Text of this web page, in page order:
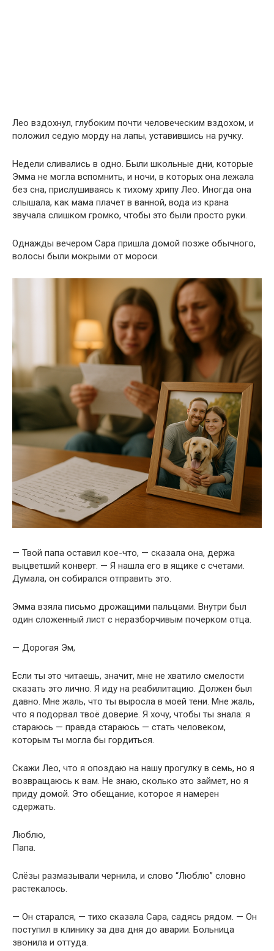
Лео вздохнул, глубоким почти человеческим вздохом, и
положил седую морду на лапы, уставившись на ручку.
Недели сливались в одно. Были школьные дни, которые
Эмма не могла вспомнить, и ночи, в которых она лежала
без сна, прислушиваясь к тихому хрипу Лео. Иногда она
слышала, как мама плачет в ванной, вода из крана
звучала слишком громко, чтобы это были просто руки.
Однажды вечером Сара пришла домой позже обычного,
волосы были мокрыми от мороси.
— Твой папа оставил кое-что, — сказала она, держа
выцветший конверт. — Я нашла его в ящике с счетами.
Думала, он собирался отправить это.
Эмма взяла письмо дрожащими пальцами. Внутри был
один сложенный лист с неразборчивым почерком отца.
— Дорогая Эм,
Если ты это читаешь, значит, мне не хватило смелости
сказать это лично. Я иду на реабилитацию. Должен был
давно. Мне жаль, что ты выросла в моей тени. Мне жаль,
что я подорвал твоё доверие. Я хочу, чтобы ты знала: я
стараюсь — правда стараюсь — стать человеком,
которым ты могла бы гордиться.
Скажи Лео, что я опоздаю на нашу прогулку в семь, но я
возвращаюсь к вам. Не знаю, сколько это займет, но я
приду домой. Это обещание, которое я намерен
сдержать.
Люблю,
Папа.
Слёзы размазывали чернила, и слово “Люблю” словно
растекалось.
— Он старался, — тихо сказала Сара, садясь рядом. — Он
поступил в клинику за два дня до аварии. Больница
звонила и оттуда.